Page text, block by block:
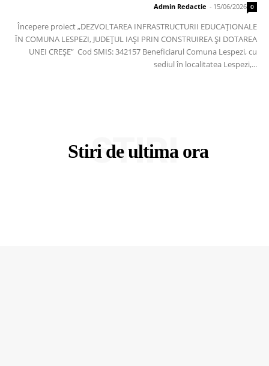
Admin Redactie - 15/06/2026 0
Începere proiect „DEZVOLTAREA INFRASTRUCTURII EDUCAȚIONALE
ÎN COMUNA LESPEZI, JUDEȚUL IAȘI PRIN CONSTRUIREA ȘI DOTAREA
UNEI CREȘE” Cod SMIS: 342157 Beneficiarul Comuna Lespezi, cu
sediul în localitatea Lespezi,...
Stiri de ultima ora
STIRI